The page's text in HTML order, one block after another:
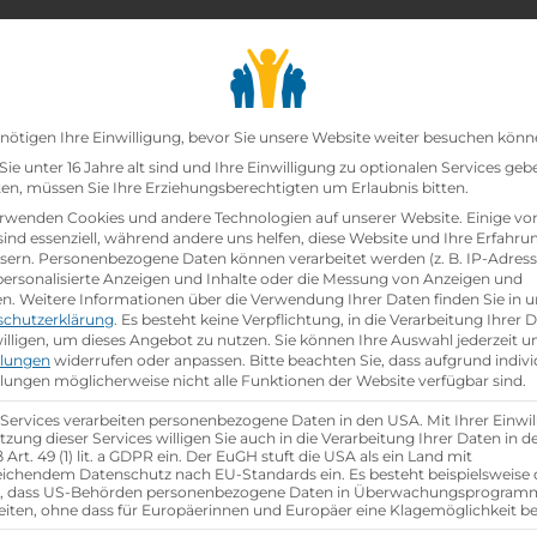
Lehrbetriebesearch
groupAnzahl Mitarbeiter
40
Tage
Datenschutz-
Ihre Einwilligung, bevor Sie unsere Website weiter besuchen
unter 16 Jahre alt sind und Ihre Einwilligung zu optionalen Services
müssen Sie Ihre Erziehungsberechtigten um Erlaubnis bitten.
Cookies und andere Technologien auf unserer Website. Einige
essenziell, während andere uns helfen, diese Website und Ihre
Personenbezogene Daten können verarbeitet werden (z. B. IP-
Anzeigen und Inhalte oder die Messung von Anzeigen und
Weitere Informationen über die Verwendung Ihrer Daten finden Sie in
. Es besteht keine Verpflichtung, in die Verarbeitung Ihrer
um dieses Angebot zu nutzen. Sie können Ihre Auswahl jederzeit
widerrufen oder anpassen. Bitte beachten Sie, dass aufgrund
möglicherweise nicht alle Funktionen der Website verfügbar sind.
verarbeiten personenbezogene Daten in den USA. Mit Ihrer
dieser Services willigen Sie auch in die Verarbeitung Ihrer Daten in
Art. 49 (1) lit. a GDPR ein. Der EuGH stuft die USA als ein Land mit
Datenschutz nach EU-Standards ein. Es besteht beispielsweise
dass US-Behörden personenbezogene Daten in
ohne dass für Europäerinnen und Europäer eine Klagemöglichkeit